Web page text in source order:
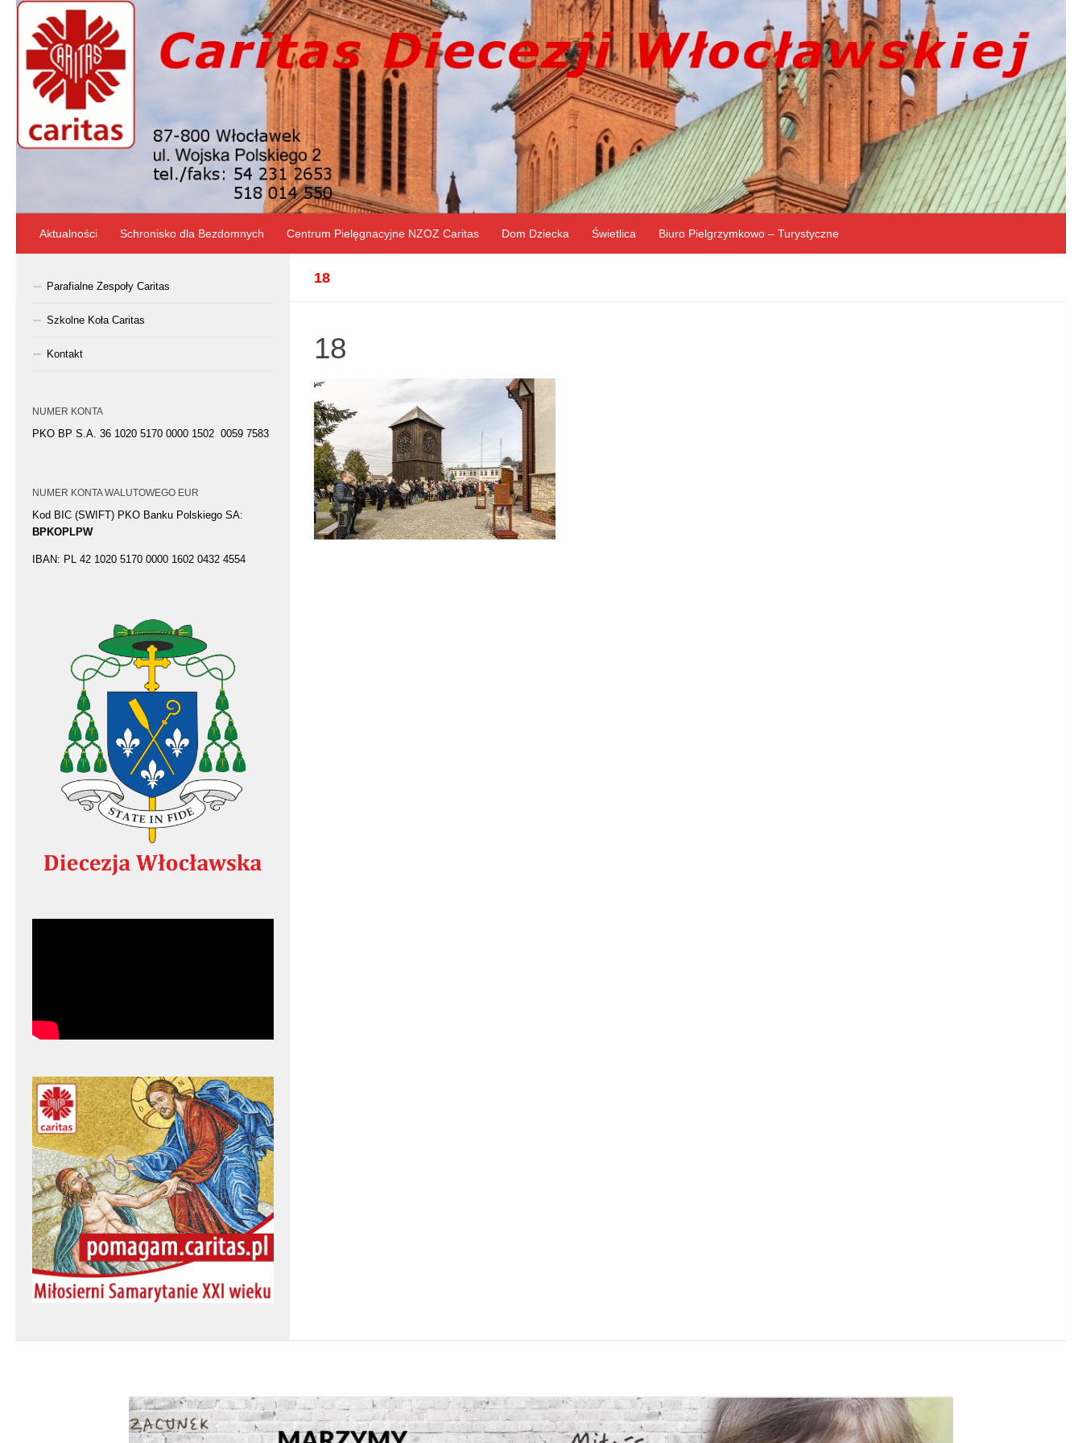
Skip to content
Aktualności Schronisko dla Bezdomnych Centrum Pielęgnacyjne NZOZ Caritas Dom Dziecka Świetlica Biuro Pielgrzymkowo – Turystyczne
18
18
Parafialne Zespoły Caritas
Szkolne Koła Caritas
Kontakt
NUMER KONTA
PKO BP S.A. 36 1020 5170 0000 1502 0059 7583
NUMER KONTA WALUTOWEGO EUR
Kod BIC (SWIFT) PKO Banku Polskiego SA:
BPKOPLPW
IBAN: PL 42 1020 5170 0000 1602 0432 4554